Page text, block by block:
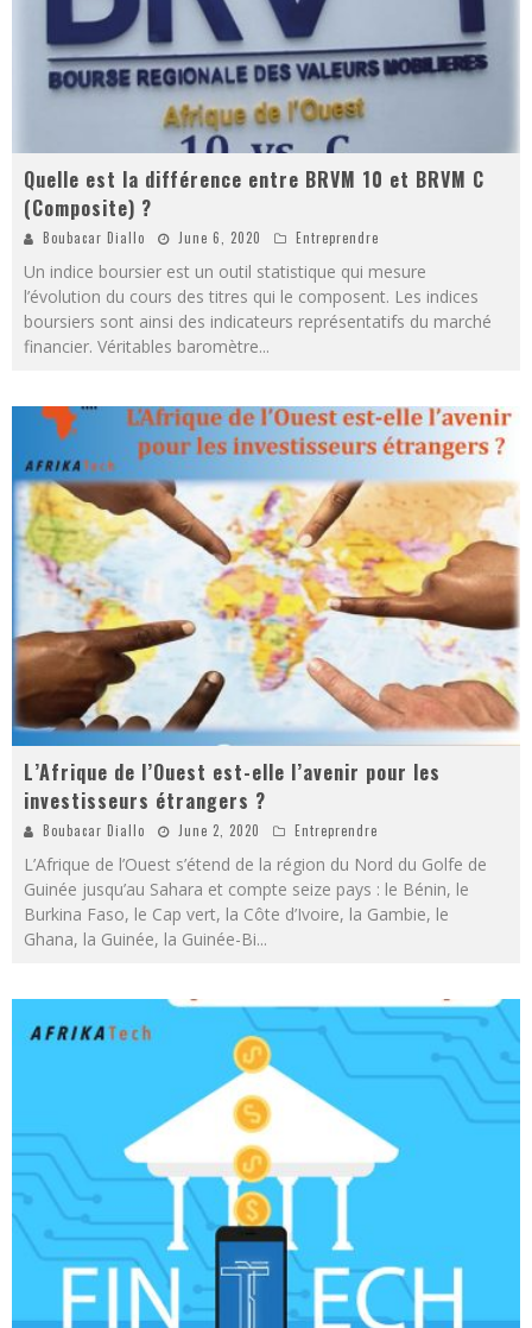
Quelle est la différence entre BRVM 10 et BRVM C
(Composite) ?
Boubacar Diallo June 6, 2020 Entreprendre
Un indice boursier est un outil statistique qui mesure
l’évolution du cours des titres qui le composent. Les indices
boursiers sont ainsi des indicateurs représentatifs du marché
financier. Véritables baromètre...
L’Afrique de l’Ouest est-elle l’avenir pour les
investisseurs étrangers ?
Boubacar Diallo June 2, 2020 Entreprendre
L’Afrique de l’Ouest s’étend de la région du Nord du Golfe de
Guinée jusqu’au Sahara et compte seize pays : le Bénin, le
Burkina Faso, le Cap vert, la Côte d’Ivoire, la Gambie, le
Ghana, la Guinée, la Guinée-Bi...